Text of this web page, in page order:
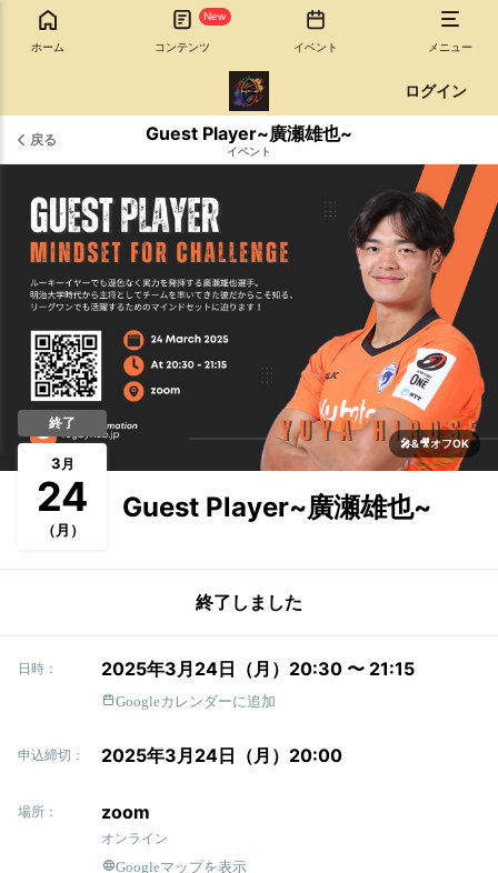
ホーム
New
コンテンツ イベント メニュー
ログイン
戻る Guest Player~廣瀬雄也~
イベント
🎤&🎥オフOK
終了
3月
24
（月）
Guest Player~廣瀬雄也~
終了しました
日時： 2025年3月24日（月）20:30 〜 21:15
Googleカレンダーに追加
申込締切： 2025年3月24日（月）20:00
場所： zoom
オンライン
Googleマップを表示